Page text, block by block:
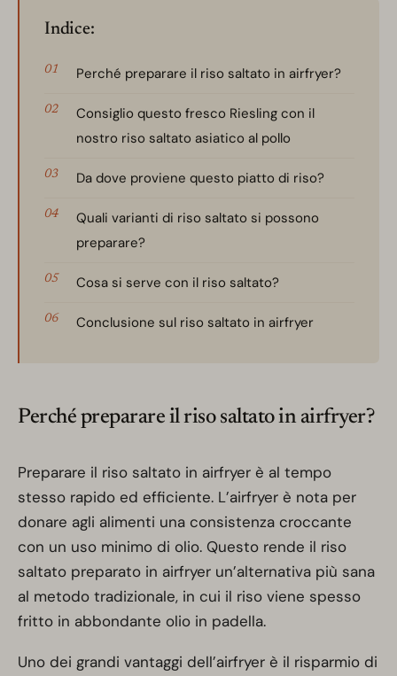
Indice:
Perché preparare il riso saltato in airfryer?
Consiglio questo fresco Riesling con il
nostro riso saltato asiatico al pollo
Da dove proviene questo piatto di riso?
Quali varianti di riso saltato si possono
preparare?
Cosa si serve con il riso saltato?
Conclusione sul riso saltato in airfryer
Perché preparare il riso saltato in airfryer?
Preparare il riso saltato in airfryer è al tempo
stesso rapido ed efficiente. L’airfryer è nota per
donare agli alimenti una consistenza croccante
con un uso minimo di olio. Questo rende il riso
saltato preparato in airfryer un’alternativa più sana
al metodo tradizionale, in cui il riso viene spesso
fritto in abbondante olio in padella.
Uno dei grandi vantaggi dell’airfryer è il risparmio di